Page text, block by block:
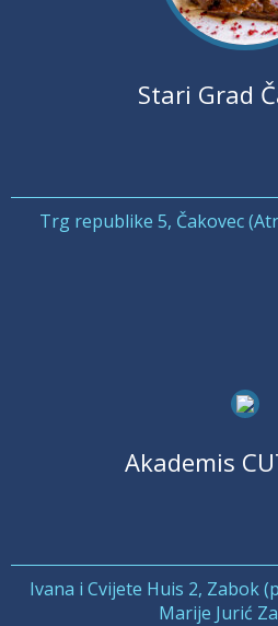
Stari Grad
Trg republike 5, Čakovec
Akademis
Ivana i Cvijete Huis 2, Zabok
Marije Jurić